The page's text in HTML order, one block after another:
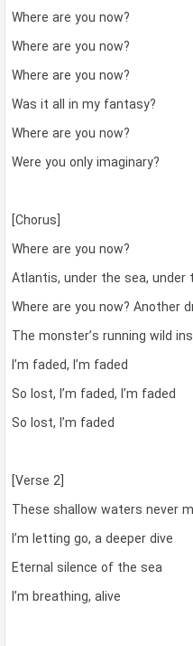
Where are you now?
Where are you now?
Where are you now?
Was it all in my fantasy?
Where are you now?
Were you only imaginary?
[Chorus]
Where are you now?
Atlantis, under the sea, under
Where are you now? Another
The monster’s running wild
I’m faded, I’m faded
So lost, I’m faded, I’m faded
So lost, I’m faded
[Verse 2]
These shallow waters never
I’m letting go, a deeper dive
Eternal silence of the sea
I’m breathing, alive